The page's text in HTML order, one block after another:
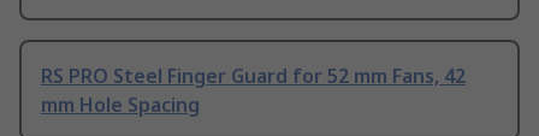
RS PRO Steel Finger Guard for 52 mm Fans, 42
mm Hole Spacing